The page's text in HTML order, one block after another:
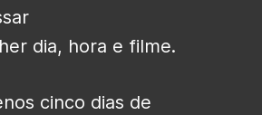
dia, hora e filme.
cinco dias de